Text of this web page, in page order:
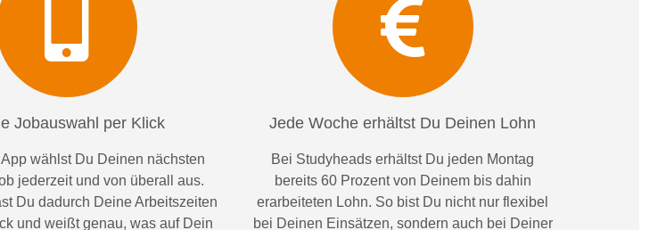
Jobauswahl per Klick
wählst Du Deinen nächsten
jederzeit und von überall aus.
Du dadurch Deine Arbeitszeiten
und weißtgenau, was auf Dein
Jede Woche erhältst Du Deinen Lohn
Bei Studyheads erhältst Du jeden Montag
bereits 60 Prozent von Deinem bis dahin
erarbeiteten Lohn. So bist Du nicht nur flexibel
bei Deinen Einsätzen, sondern auch bei Deiner